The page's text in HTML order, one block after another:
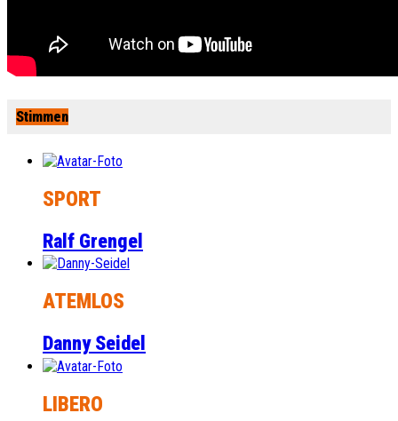
Stimmen
SPORT
Ralf Grengel
ATEMLOS
Danny Seidel
LIBERO